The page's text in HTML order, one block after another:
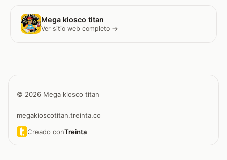
Mega kiosco titan
Ver sitio web completo →
© 2026 Mega kiosco titan
megakioscotitan.treinta.co
Creado conTreinta